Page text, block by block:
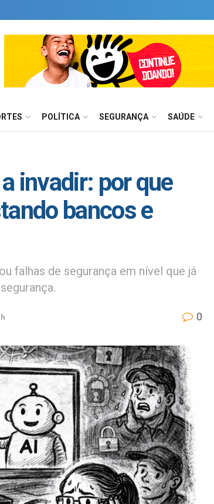
POLÍTICA SEGURANÇA SAÚDE
invadir: por que
bancos e
falhas de segurança em nível que já
0